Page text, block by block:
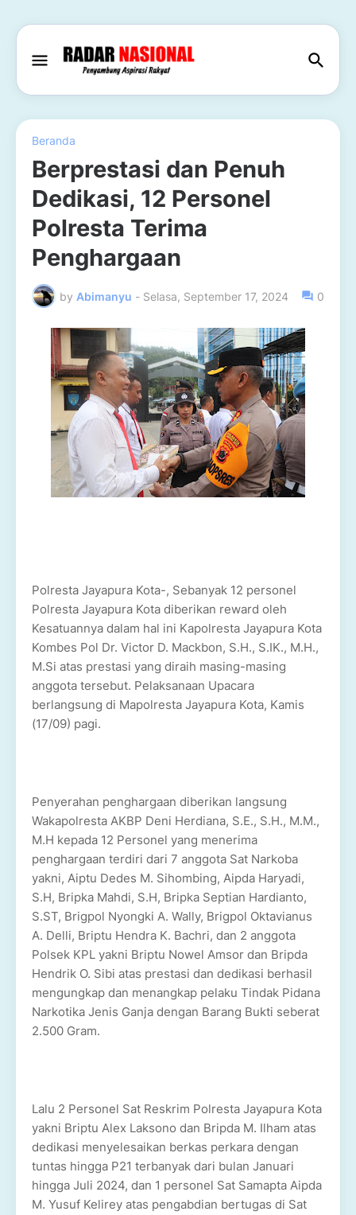
Beranda
Berprestasi dan Penuh
Dedikasi, 12 Personel
Polresta Terima
Penghargaan
by Abimanyu - Selasa, September 17, 2024 0
Polresta Jayapura Kota-, Sebanyak 12 personel
Polresta Jayapura Kota diberikan reward oleh
Kesatuannya dalam hal ini Kapolresta Jayapura Kota
Kombes Pol Dr. Victor D. Mackbon, S.H., S.IK., M.H.,
M.Si atas prestasi yang diraih masing-masing
anggota tersebut. Pelaksanaan Upacara
berlangsung di Mapolresta Jayapura Kota, Kamis
(17/09) pagi.
Penyerahan penghargaan diberikan langsung
Wakapolresta AKBP Deni Herdiana, S.E., S.H., M.M.,
M.H kepada 12 Personel yang menerima
penghargaan terdiri dari 7 anggota Sat Narkoba
yakni, Aiptu Dedes M. Sihombing, Aipda Haryadi,
S.H, Bripka Mahdi, S.H, Bripka Septian Hardianto,
S.ST, Brigpol Nyongki A. Wally, Brigpol Oktavianus
A. Delli, Briptu Hendra K. Bachri, dan 2 anggota
Polsek KPL yakni Briptu Nowel Amsor dan Bripda
Hendrik O. Sibi atas prestasi dan dedikasi berhasil
mengungkap dan menangkap pelaku Tindak Pidana
Narkotika Jenis Ganja dengan Barang Bukti seberat
2.500 Gram.
Lalu 2 Personel Sat Reskrim Polresta Jayapura Kota
yakni Briptu Alex Laksono dan Bripda M. Ilham atas
dedikasi menyelesaikan berkas perkara dengan
tuntas hingga P21 terbanyak dari bulan Januari
hingga Juli 2024, dan 1 personel Sat Samapta Aipda
M. Yusuf Kelirey atas pengabdian bertugas di Sat